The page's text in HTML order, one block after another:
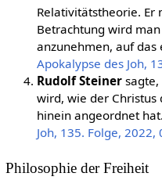
Relativitätstheorie.
Betrachtung wird
anzunehmen, auf das
Apokalypse des Joh,
Rudolf Steinersagte,
wird, wie der Christus
hinein angeordnet hat.
Joh, 135. Folge, 2022,
Philosophie der Freiheit